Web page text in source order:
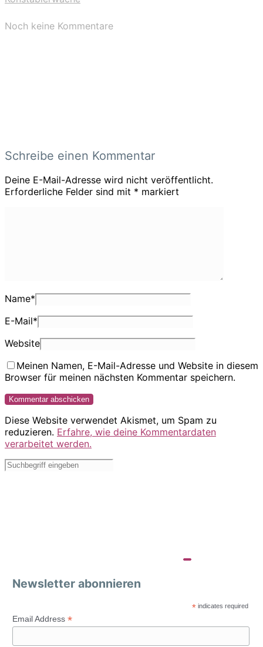
Noch keine Kommentare
Schreibe einen Kommentar
Deine E-Mail-Adresse wird nicht veröffentlicht.
Erforderliche Felder sind mit * markiert
Name*
E-Mail*
Website
Meinen Namen, E-Mail-Adresse und Website in diesem
Browser für meinen nächsten Kommentar speichern.
Diese Website verwendet Akismet, um Spam zu
reduzieren. Erfahre, wie deine Kommentardaten
verarbeitet werden.
Newsletter abonnieren
* indicates required
Email Address *